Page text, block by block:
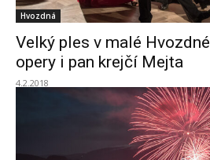
Hvozdná
Velký ples v malé
opery i pan krejčí Mejta
4.2.2018